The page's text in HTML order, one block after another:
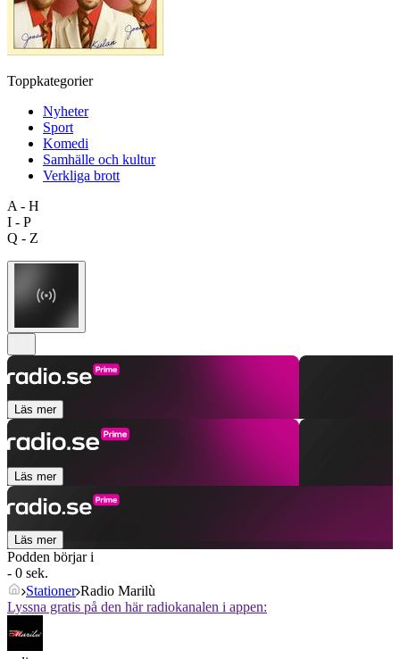
Toppkategorier
Nyheter
Sport
Komedi
Samhälle och kultur
Verkliga brott
A - H
I - P
Q - Z
Läs mer
Läs mer
Läs mer
Podden börjar i
- 0 sek.
Stationer Radio Marilù
Lyssna gratis på den här radiokanalen i appen: